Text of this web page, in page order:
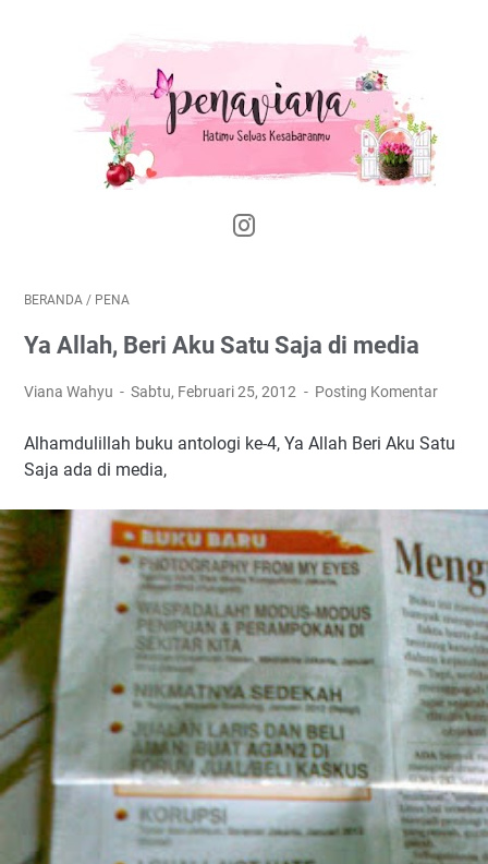
BERANDA / PENA
Ya Allah, Beri Aku Satu Saja di media
Viana Wahyu Sabtu, Februari 25, 2012 Posting Komentar
Alhamdulillah buku antologi ke-4, Ya Allah Beri Aku Satu
Saja ada di media,